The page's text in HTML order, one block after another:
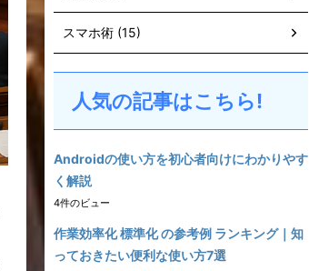
スマホ術 (15)
人気の記事はこちら!
Androidの使い方を初心者向けにわかりやす
く解説
4件のビュー
作業効率化 標準化 の参考例 ランキング｜知
っておきたい便利な使い方7選